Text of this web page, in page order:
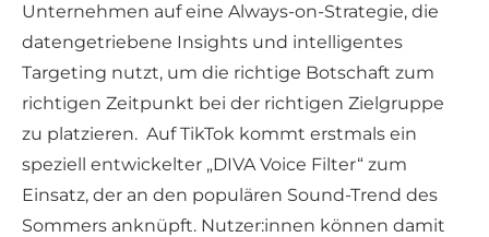
Unternehmen auf eine Always-on-Strategie, die
datengetriebene Insights und intelligentes
Targeting nutzt, um die richtige Botschaft zum
richtigen Zeitpunkt bei der richtigen Zielgruppe
zu platzieren. Auf TikTok kommt erstmals ein
speziell entwickelter „DIVA Voice Filter“ zum
Einsatz, der an den populären Sound-Trend des
Sommers anknüpft. Nutzer:innen können damit